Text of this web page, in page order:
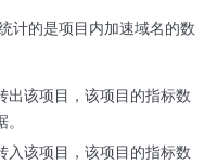
计的是项目内加速域名的数
出该项目，该项目的指标数
入该项目，该项目的指标数